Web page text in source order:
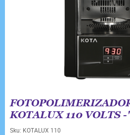
KOTALUX 110 VOLTS
Sku: KOTALUX 110